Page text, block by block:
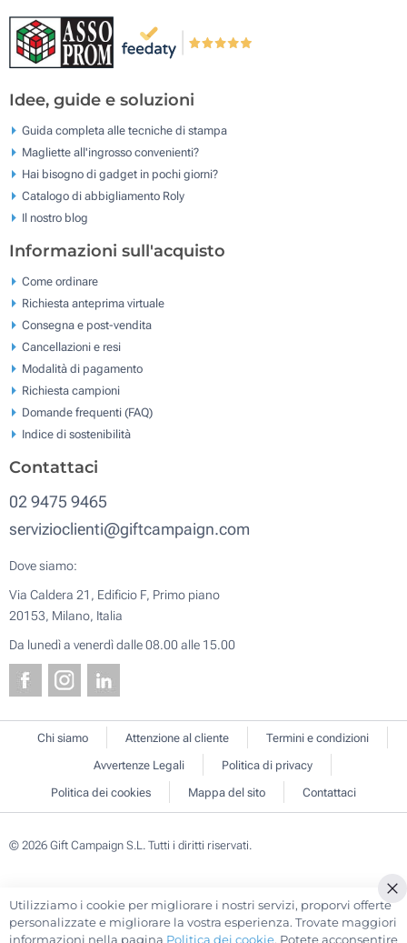
Idee, guide e soluzioni
Guida completa alle tecniche di stampa
Magliette all'ingrosso convenienti?
Hai bisogno di gadget in pochi giorni?
Catalogo di abbigliamento Roly
Il nostro blog
Informazioni sull'acquisto
Come ordinare
Richiesta anteprima virtuale
Consegna e post-vendita
Cancellazioni e resi
Modalità di pagamento
Richiesta campioni
Domande frequenti (FAQ)
Indice di sostenibilità
Contattaci
02 9475 9465
servizioclienti@giftcampaign.com
Dove siamo:
Via Caldera 21, Edificio F, Primo piano
20153, Milano, Italia
Da lunedì a venerdì dalle 08.00 alle 15.00
Chi siamo Attenzione al cliente
Termini e condizioni
Avvertenze Legali
Politica di privacy
Politica dei cookies
Mappa del sito Contattaci
© 2026 Gift Campaign S.L. Tutti i diritti riservati.
Utilizziamo i cookie per migliorare i nostri servizi, proporvi offerte
personalizzate e migliorare la vostra esperienza. Trovate maggiori
informazioni nella pagina Politica dei cookie. Potete acconsentire